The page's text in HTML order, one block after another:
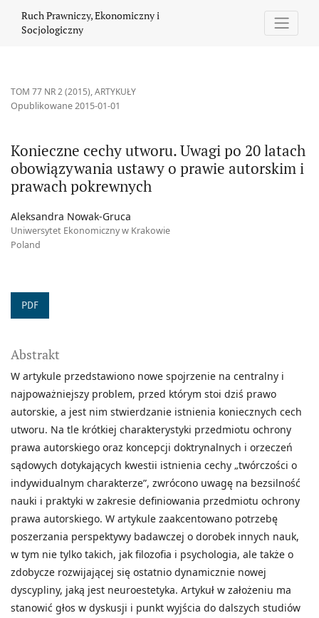
Ruch Prawniczy, Ekonomiczny i
Socjologiczny
TOM 77 NR 2 (2015),ARTYKUŁY
Konieczne cechy utworu. Uwagi po 20 latach
obowiązywania ustawy o prawie autorskim i
prawach pokrewnych
Opublikowane 2015-01-01
Aleksandra Nowak-Gruca
Uniwersytet Ekonomiczny w Krakowie
Poland
PDF
Abstrakt
W artykule przedstawiono nowe spojrzenie na centralny i
najpoważniejszy problem, przed którym stoi dziś prawo
autorskie, a jest nim stwierdzanie istnienia koniecznych cech
utworu. Na tle krótkiej charakterystyki przedmiotu ochrony
prawa autorskiego oraz koncepcji doktrynalnych i orzeczeń
sądowych dotykających kwestii istnienia cechy „twórczości o
indywidualnym charakterze”, zwrócono uwagę na bezsilność
nauki i praktyki w zakresie definiowania przedmiotu ochrony
prawa autorskiego. W artykule zaakcentowano potrzebę
poszerzania perspektywy badawczej o dorobek innych nauk,
w tym nie tylko takich, jak filozofia i psychologia, ale także o
zdobycze rozwijającej się ostatnio dynamicznie nowej
dyscypliny, jaką jest neuroestetyka. Artykuł w założeniu ma
stanowić głos w dyskusji i punkt wyjścia do dalszych studiów